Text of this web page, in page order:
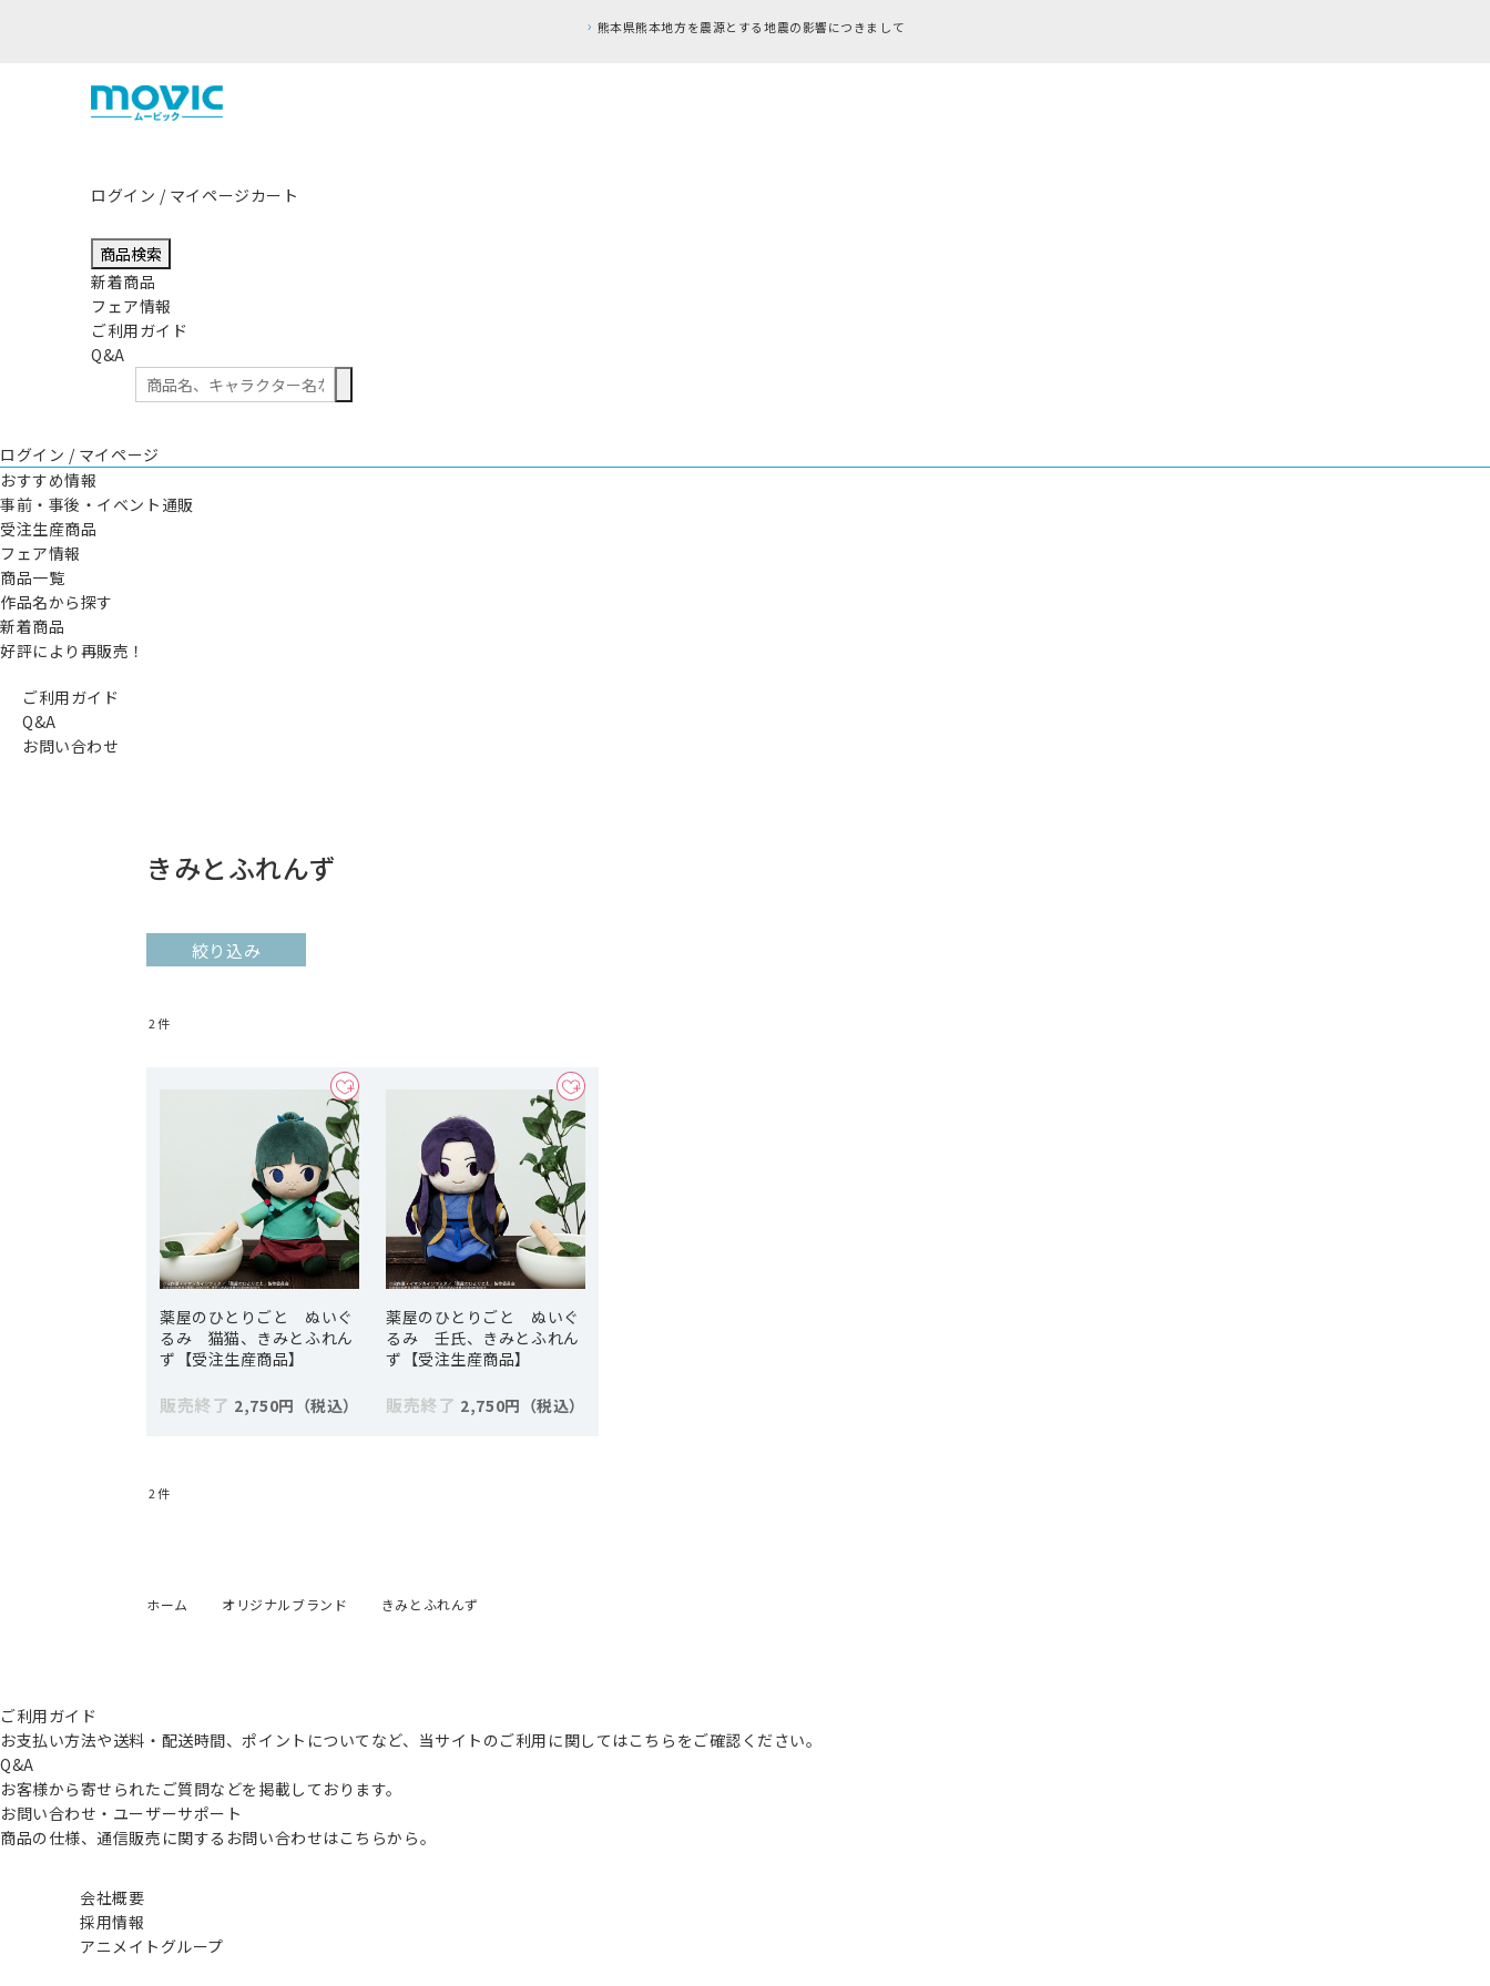
熊本県熊本地方を震源とする地震の影響につきまして
ログイン / マイページカート
商品検索
新着商品
フェア情報
ご利用ガイド
Q&A
ログイン / マイページ
おすすめ情報
事前・事後・イベント通販
受注生産商品
フェア情報
商品一覧
作品名から探す
新着商品
好評により再販売！
ご利用ガイド
Q&A
お問い合わせ
きみとふれんず
絞り込み
2件
薬屋のひとりごと ぬいぐ
るみ 猫猫、きみとふれん
ず【受注生産商品】
販売終了 2,750円
薬屋のひとりごと ぬいぐ
るみ 壬氏、きみとふれん
ず【受注生産商品】
販売終了 2,750円
2件
ホーム オリジナルブランド きみとふれんず
ご利用ガイド
お支払い方法や送料・配送時間、ポイントについてなど、当サイトのご利用に関してはこちらをご確認ください。
Q&A
お客様から寄せられたご質問などを掲載しております。
お問い合わせ・ユーザーサポート
商品の仕様、通信販売に関するお問い合わせはこちらから。
会社概要
採用情報
アニメイトグループ